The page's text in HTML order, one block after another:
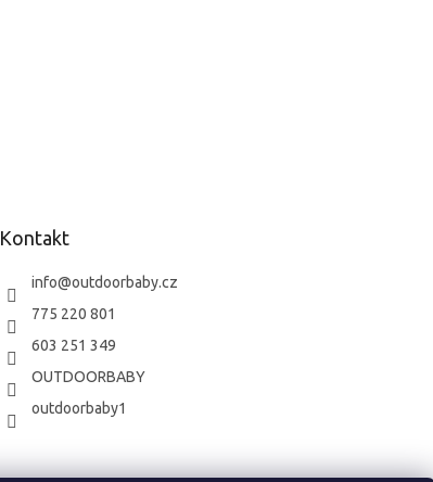
Kontakt
info@outdoorbaby.cz
775 220 801
603 251 349
OUTDOORBABY
outdoorbaby1